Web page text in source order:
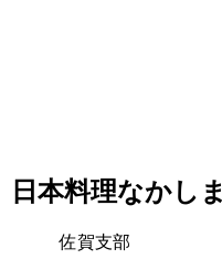
日本料理なかしま
佐賀支部